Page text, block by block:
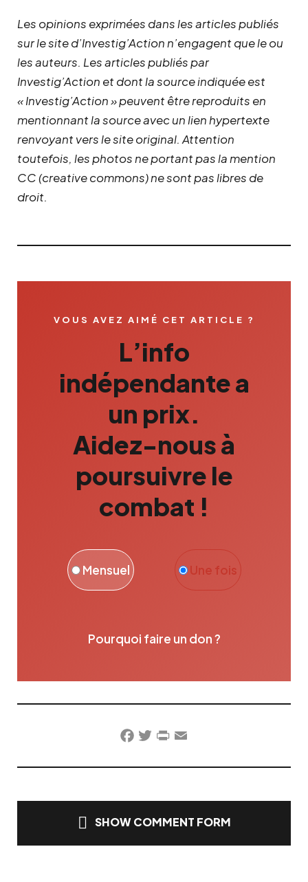
Les opinions exprimées dans les articles publiés
sur le site d’Investig’Action n’engagent que le ou
les auteurs. Les articles publiés par
Investig’Action et dont la source indiquée est
« Investig’Action » peuvent être reproduits en
mentionnant la source avec un lien hypertexte
renvoyant vers le site original. Attention
toutefois, les photos ne portant pas la mention
CC (creative commons) ne sont pas libres de
droit.
VOUS AVEZ AIMÉ CET ARTICLE ?
L’info
indépendante a
un prix.
Aidez-nous à
poursuivre le
combat !
Une fois
Mensuel
Pourquoi faire un don ?
Facebook
TwitterPrintFriendly
Email
SHOW COMMENT FORM